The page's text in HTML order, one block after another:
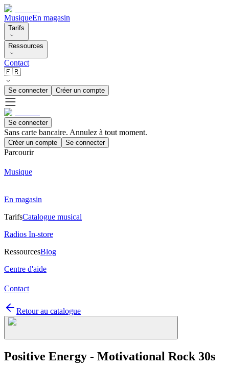
MusiqueEn magasin
Tarifs
Ressources
Contact
🇫🇷
Se connecter Créer un compte
Se connecter
Sans carte bancaire. Annulez à tout moment.
Créer un compte Se connecter
Parcourir
Musique
En magasin
TarifsCatalogue musical
Radios In-store
RessourcesBlog
Centre d'aide
Contact
Retour au catalogue
Positive Energy - Motivational Rock 30s